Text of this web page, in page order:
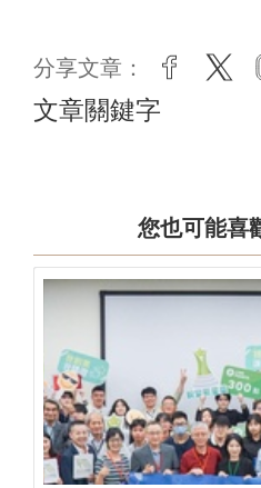
分享文章：
文章關鍵字
您也可能喜